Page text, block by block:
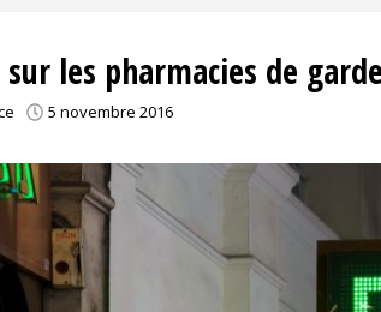
les pharmacies de
5 novembre 2016